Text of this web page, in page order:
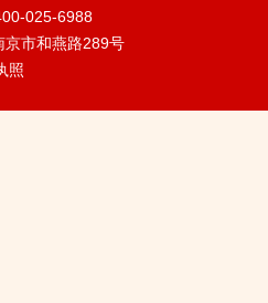
025-6988
京市和燕路289号
照